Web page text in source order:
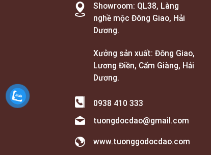
Showroom: QL38, Làng
nghề mộc Đông Giao, Hải
Dương.
Xưởng sản xuất: Đông Giao,
Lương Điền, Cẩm Giàng, Hải
Dương.
0938 410 333
tuongdocdao@gmail.com
www.tuonggodocdao.com